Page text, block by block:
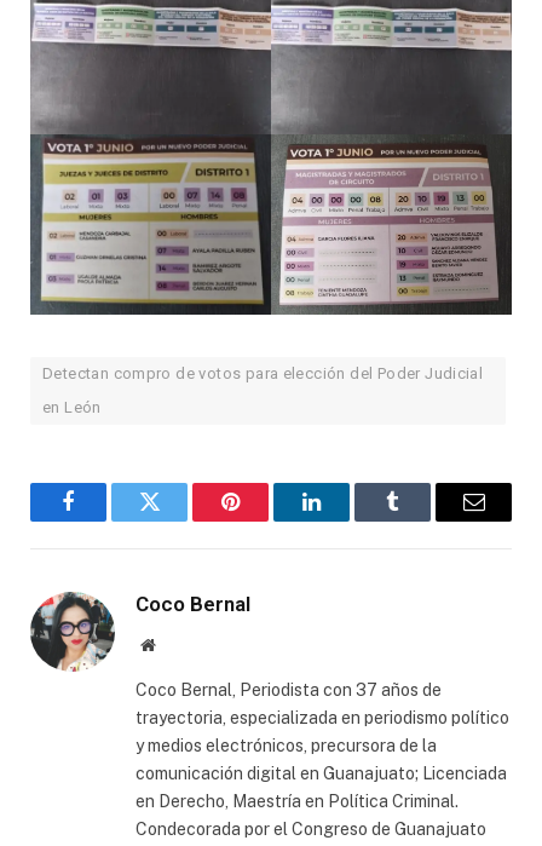
Detectan compro de votos para elección del Poder Judicial
en León
FacebookTwitter Pinterest LinkedInTumblr Email
Coco Bernal
Website
Coco Bernal, Periodista con 37 años de
trayectoria, especializada en periodismo político
y medios electrónicos, precursora de la
comunicación digital en Guanajuato; Licenciada
en Derecho, Maestría en Política Criminal.
Condecorada por el Congreso de Guanajuato